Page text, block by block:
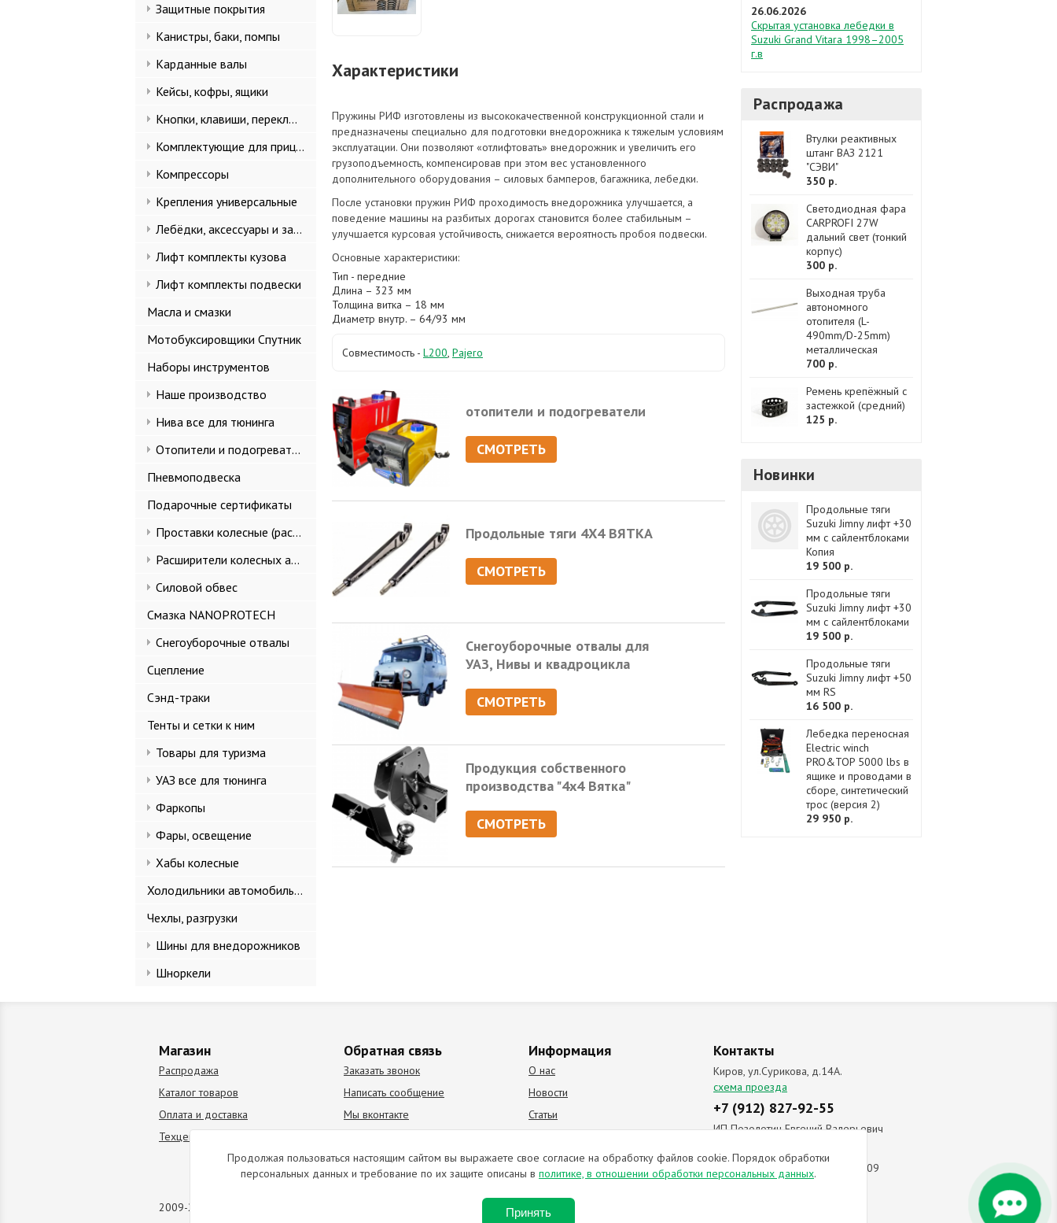
Защитные покрытия
Канистры, баки, помпы
Карданные валы
Кейсы, кофры, ящики
Кнопки, клавиши, переключатели
Комплектующие для прицепов
Компрессоры
Крепления универсальные
Лебёдки, аксессуары и запчасти
Лифт комплекты кузова
Лифт комплекты подвески
Масла и смазки
Мотобуксировщики Спутник
Наборы инструментов
Наше производство
Нива все для тюнинга
Отопители и подогреватели
Пневмоподвеска
Подарочные сертификаты
Проставки колесные (расширители колеи)
Расширители колесных арок и брызговики
Силовой обвес
Смазка NANOPROTECH
Снегоуборочные отвалы
Сцепление
Сэнд-траки
Тенты и сетки к ним
Товары для туризма
УАЗ все для тюнинга
Фаркопы
Фары, освещение
Хабы колесные
Холодильники автомобильные
Чехлы, разгрузки
Шины для внедорожников
Шноркели
Характеристики
Пружины РИФ изготовлены из высококачественной конструкционной стали и
предназначены специально для подготовки внедорожника к тяжелым условиям
эксплуатации. Они позволяют «отлифтовать» внедорожник и увеличить его
грузоподъемность, компенсировав при этом вес установленного
дополнительного оборудования – силовых бамперов, багажника, лебедки.
После установки пружин РИФ проходимость внедорожника улучшается, а
поведение машины на разбитых дорогах становится более стабильным –
улучшается курсовая устойчивость, снижается вероятность пробоя подвески.
Основные характеристики:
Тип - передние
Длина – 323 мм
Толщина витка – 18 мм
Диаметр внутр. – 64/93 мм
Совместимость - L200, Pajero
отопители и подогреватели
СМОТРЕТЬ
Продольные тяги 4Х4 ВЯТКА
СМОТРЕТЬ
Снегоуборочные отвалы для
УАЗ, Нивы и квадроцикла
СМОТРЕТЬ
Продукция собственного
производства "4х4 Вятка"
СМОТРЕТЬ
26.06.2026
Скрытая установка лебедки в
Suzuki Grand Vitara 1998–2005
г.в
Распродажа
Втулки реактивных
штанг ВАЗ 2121
"СЭВИ"
350 р.
Светодиодная фара
CARPROFI 27W
дальний свет (тонкий
корпус)
300 р.
Выходная труба
автономного
отопителя (L-
490mm/D-25mm)
металлическая
700 р.
Ремень крепёжный с
застежкой (средний)
125 р.
Новинки
Продольные тяги
Suzuki Jimny лифт +30
мм с сайлентблоками
Копия
19 500 р.
Продольные тяги
Suzuki Jimny лифт +30
мм с сайлентблоками
19 500 р.
Продольные тяги
Suzuki Jimny лифт +50
мм RS
16 500 р.
Лебедка переносная
Electric winch
PRO&TOP 5000 lbs в
ящике и проводами в
сборе, синтетический
трос (версия 2)
29 950 р.
Магазин
Распродажа
Каталог товаров
Оплата и доставка
Техцентр
Обратная связь
Заказать звонок
Написать сообщение
Мы вконтакте
Информация
О нас
Новости
Статьи
Контакты
Киров, ул.Сурикова, д.14А.
схема проезда
+7 (912) 827-92-55
ИП Позолотин Евгений Валерьевич
ИНН 434537218055 / ОГРН ИП
309434505600123 от 25.02.2009
2009-2026 © Все права защищены. Копирование материалов запрещено. Отправляя любую форму на сайте, вы соглашаетесь с
Продолжая пользоваться настоящим сайтом вы выражаете свое согласие на обработку файлов cookie. Порядок обработки
персональных данных и требование по их защите описаны в политике, в отношении обработки персональных данных.
Принять